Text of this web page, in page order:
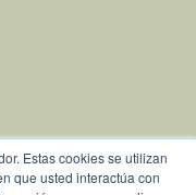
Estas cookies se utilizan
que usted interactúa con